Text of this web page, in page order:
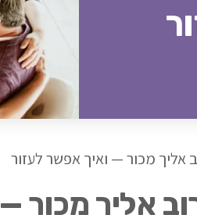
אליך מכור —